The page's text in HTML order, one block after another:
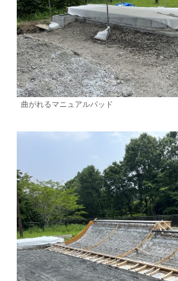
曲がれるマニュアルパッド